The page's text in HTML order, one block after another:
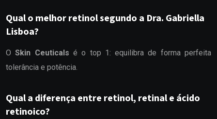
Qual o melhor retinol segundo a Dra. Gabriella
Lisboa?
OSkin Ceuticals é o top 1: equilibra de forma perfeita
tolerância e potência.
Qual a diferença entre retinol, retinal e ácido
retinoico?